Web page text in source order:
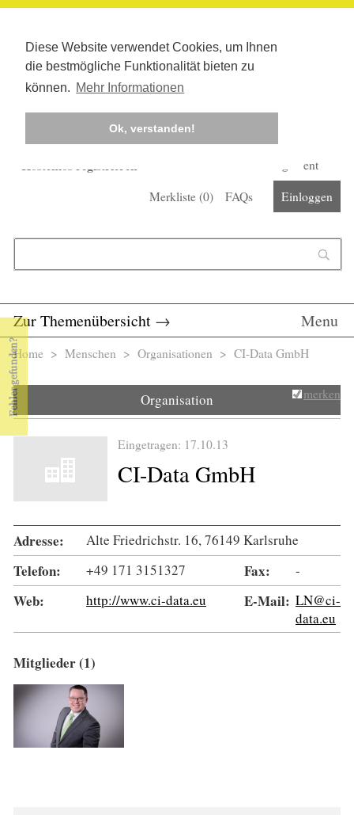
Diese Website verwendet Cookies, um Ihnen
die bestmögliche Funktionalität bieten zu
können. Mehr Informationen
Ok, verstanden!
Kostenlos registrieren
Corona-Management
Merkliste (0) FAQs Einloggen
Zur Themenübersicht → Menu
Sie sind hier
Home > Menschen > Organisationen > CI-Data GmbH
Organisation merken
Eingetragen: 17.10.13
CI-Data GmbH
Adresse: Alte Friedrichstr. 16, 76149 Karlsruhe
Telefon: +49 171 3151327 Fax: -
Web: http://www.ci-data.eu E-Mail: LN@ci-
data.eu
Mitglieder (1)